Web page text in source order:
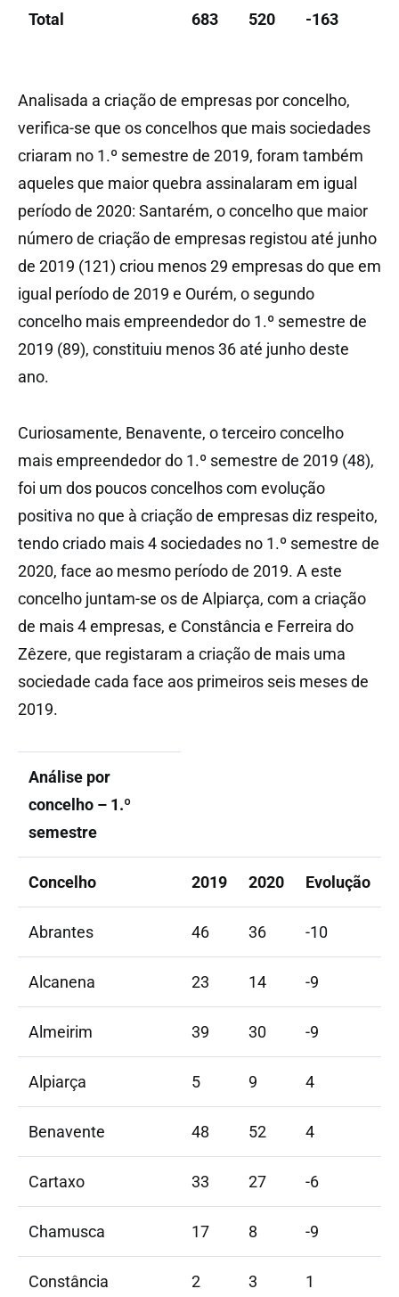
Total 683 520 -163
Analisada a criação de empresas por concelho,
verifica-se que os concelhos que mais sociedades
criaram no 1.º semestre de 2019, foram também
aqueles que maior quebra assinalaram em igual
período de 2020: Santarém, o concelho que maior
número de criação de empresas registou até junho
de 2019 (121) criou menos 29 empresas do que em
igual período de 2019 e Ourém, o segundo
concelho mais empreendedor do 1.º semestre de
2019 (89), constituiu menos 36 até junho deste
ano.
Curiosamente, Benavente, o terceiro concelho
mais empreendedor do 1.º semestre de 2019 (48),
foi um dos poucos concelhos com evolução
positiva no que à criação de empresas diz respeito,
tendo criado mais 4 sociedades no 1.º semestre de
2020, face ao mesmo período de 2019. A este
concelho juntam-se os de Alpiarça, com a criação
de mais 4 empresas, e Constância e Ferreira do
Zêzere, que registaram a criação de mais uma
sociedade cada face aos primeiros seis meses de
2019.
Análise por
concelho – 1.º
semestre
Concelho 2019 2020 Evolução
Abrantes 46 36 -10
Alcanena 23 14 -9
Almeirim 39 30 -9
Alpiarça 5 9 4
Benavente 48 52 4
Cartaxo 33 27 -6
Chamusca 17 8 -9
Constância 2 3 1